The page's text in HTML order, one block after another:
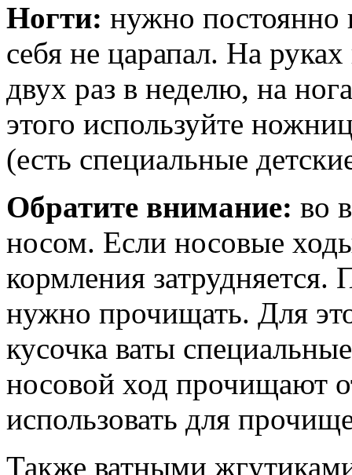
Ногти: нужно постоянно
себя не царапал. На
двух раз в неделю, на
этого используйте
(есть специальные
Обратите внимание: во
носом. Если носовые
кормления
нужно прочищать. Для
кусочка ваты
носовой ход прочищают
использовать для
Также ватными